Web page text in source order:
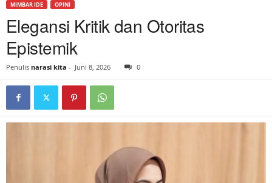
MIMBAR IDE OPINI
Elegansi Kritik dan Otoritas
Epistemik
Penulis narasi kita - Juni 8, 2026 0